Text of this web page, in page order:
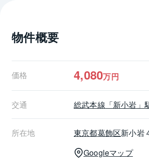
◆区立小松川境川親水公園・・・約１
◆区立本一色第三児童遊園・・・約３
◆新小岩わたなべクリニック（内科）
ｍ
①年間予定賃料収入は、満室時におけ
賃料収入です。（共益費等を含む）
②予定利回りは、年間予定賃料収入の
③当社は、予定賃料収入が確実に得ら
物件概要
価格 4,080万円
交通 総武本線 「新小岩」
所在地 東京都葛飾区新小岩
Googleマップ